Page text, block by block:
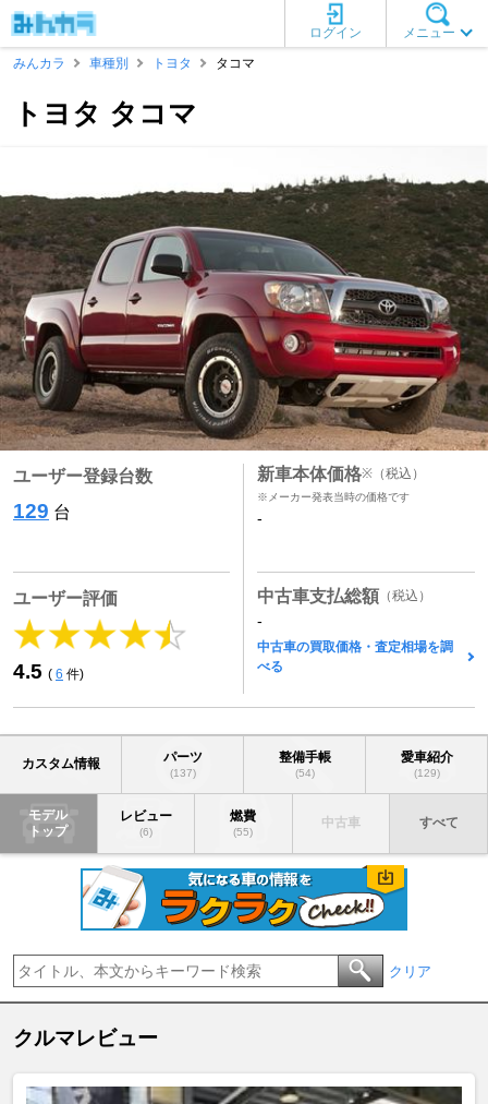
メニュー
ログイン
みんカラ
車種別 トヨタ タコマ
トヨタ タコマ
ユーザー登録台数
129 台
ユーザー評価
4.5 ( 6 件)
新車本体価格※ （税込）
※メーカー発表当時の価格です
-
中古車支払総額 （税込）
-
中古車の買取価格・査定相場を調
べる
カスタム情報 パーツ
(137)
整備手帳
(54)
愛車紹介
(129)
モデル
トップ
レビュー
(6)
燃費
(55)
中古車 すべて
クリア
クルマレビュー